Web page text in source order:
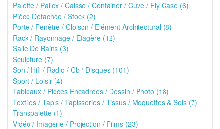
Palette / Pallox / Caisse / Container / Cuve / Fly Case (6)
Pièce Détachée / Stock (2)
Porte / Fenêtre / Cloison / Elément Architectural (8)
Rack / Rayonnage / Etagère (12)
Salle De Bains (3)
Sculpture (7)
Son / Hifi / Radio / Cb / Disques (101)
Sport / Loisir (4)
Tableaux / Pièces Encadrées / Dessin / Photo (18)
Textiles / Tapis / Tapisseries / Tissus / Moquettes & Sols (7)
Transpalette (1)
Vidéo / Imagerie / Projection / Films (23)